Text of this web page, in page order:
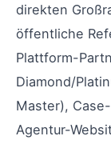
direkten
öffentliche
Plattform-
Diamond/
Master),
Agentur-